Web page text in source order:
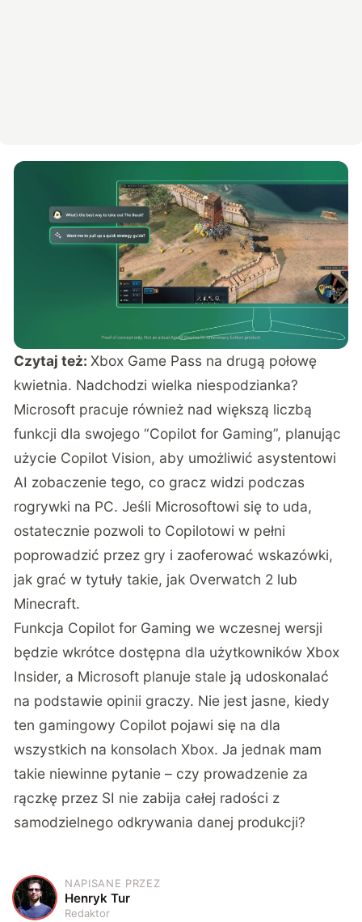
Czytaj też:Xbox Game Pass na drugą połowę
kwietnia. Nadchodzi wielka niespodzianka?
Microsoft pracuje również nad większą liczbą
funkcji dla swojego “Copilot for Gaming”, planując
użycie Copilot Vision, aby umożliwić asystentowi
AI zobaczenie tego, co gracz widzi podczas
rogrywki na PC. Jeśli Microsoftowi się to uda,
ostatecznie pozwoli to Copilotowi w pełni
poprowadzić przez gry i zaoferować wskazówki,
jak grać w tytuły takie, jak Overwatch 2 lub
Minecraft.
Funkcja Copilot for Gaming we wczesnej wersji
będzie wkrótce dostępna dla użytkowników Xbox
Insider, a Microsoft planuje stale ją udoskonalać
na podstawie opinii graczy. Nie jest jasne, kiedy
ten gamingowy Copilot pojawi się na dla
wszystkich na konsolach Xbox. Ja jednak mam
takie niewinne pytanie – czy prowadzenie za
rączkę przez SI nie zabija całej radości z
samodzielnego odkrywania danej produkcji?
H
NAPISANE PRZEZ
Henryk Tur
Redaktor